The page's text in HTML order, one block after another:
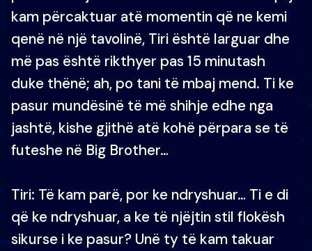
kam përcaktuar atë momentin që ne kemi
qenë në një tavolinë, Tiri është larguar dhe
më pas është rikthyer pas 15 minutash
duke thënë; ah, po tani të mbaj mend. Ti ke
pasur mundësinë të më shihje edhe nga
jashtë, kishe gjithë atë kohë përpara se të
futeshe në Big Brother…
Tiri: Të kam parë, por ke ndryshuar… Ti e di
që ke ndryshuar, a ke të njëjtin stil flokësh
sikurse i ke pasur? Unë ty të kam takuar